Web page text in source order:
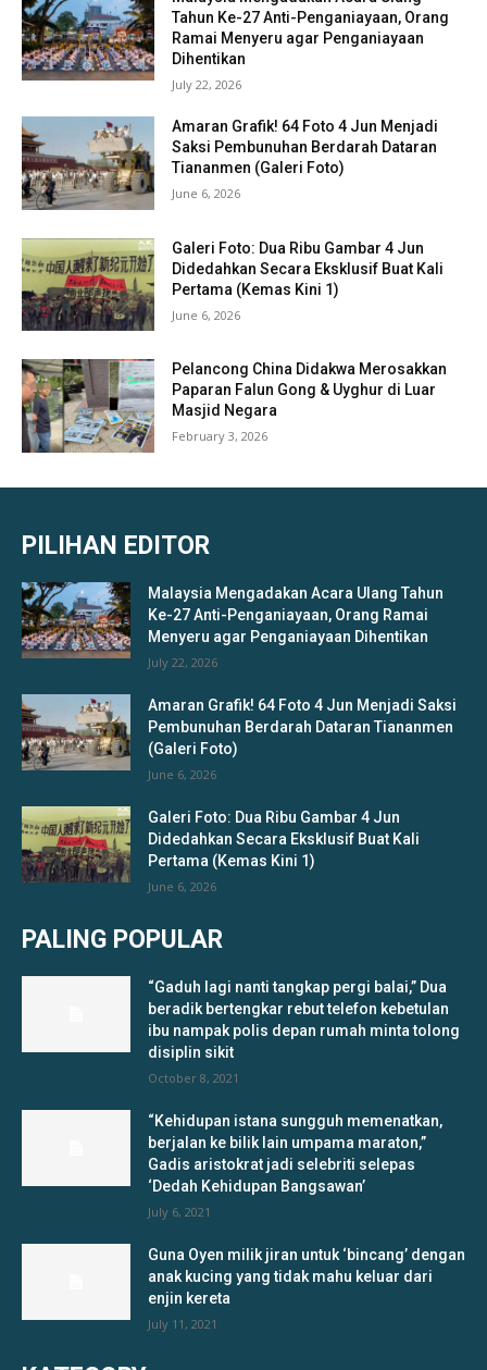
Tahun Ke-27 Anti-Penganiayaan, Orang
Ramai Menyeru agar Penganiayaan
Dihentikan
July 22, 2026
Amaran Grafik! 64 Foto 4 Jun Menjadi
Saksi Pembunuhan Berdarah Dataran
Tiananmen (Galeri Foto)
June 6, 2026
Galeri Foto: Dua Ribu Gambar 4 Jun
Didedahkan Secara Eksklusif Buat Kali
Pertama (Kemas Kini 1)
June 6, 2026
Pelancong China Didakwa Merosakkan
Paparan Falun Gong & Uyghur di Luar
Masjid Negara
February 3, 2026
PILIHAN EDITOR
Malaysia Mengadakan Acara Ulang Tahun
Ke-27 Anti-Penganiayaan, Orang Ramai
Menyeru agar Penganiayaan Dihentikan
July 22, 2026
Amaran Grafik! 64 Foto 4 Jun Menjadi Saksi
Pembunuhan Berdarah Dataran Tiananmen
(Galeri Foto)
June 6, 2026
Galeri Foto: Dua Ribu Gambar 4 Jun
Didedahkan Secara Eksklusif Buat Kali
Pertama (Kemas Kini 1)
June 6, 2026
PALING POPULAR
“Gaduh lagi nanti tangkap pergi balai,” Dua
beradik bertengkar rebut telefon kebetulan
ibu nampak polis depan rumah minta tolong
disiplin sikit
October 8, 2021
“Kehidupan istana sungguh memenatkan,
berjalan ke bilik lain umpama maraton,”
Gadis aristokrat jadi selebriti selepas
‘Dedah Kehidupan Bangsawan’
July 6, 2021
Guna Oyen milik jiran untuk ‘bincang’ dengan
anak kucing yang tidak mahu keluar dari
enjin kereta
July 11, 2021